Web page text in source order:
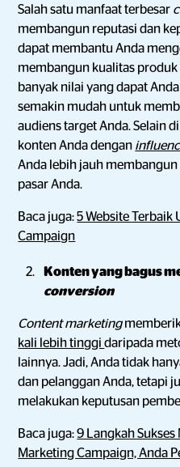
Salah satu manfaat terbesar
membangun reputasi dan
dapat membantu Anda
membangun kualitas produk
banyak nilai yang dapat
semakin mudah untuk
audiens target Anda. Selain
konten Anda dengan
Anda lebih jauh
pasar Anda.
Baca juga:5 Website
Campaign
Konten yang bagus
conversion
Content marketing
kali lebih tinggidaripada
lainnya. Jadi, Anda tidak
dan pelanggan Anda, tetapi
melakukan keputusan
Baca juga:9 Langkah
Marketing Campaign, Anda